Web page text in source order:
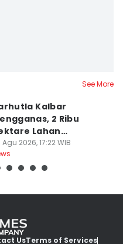
See More
Kalbar
2 Ribu
Lahan
saat Kemarau
Agu 2026, 17:22 WIB
UsTerms of Services